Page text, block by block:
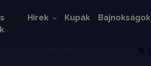
Hírek Kupák Bajnokságok